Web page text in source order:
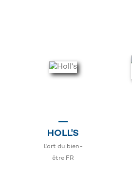
HOLL'S
L'art du bien-
être FR